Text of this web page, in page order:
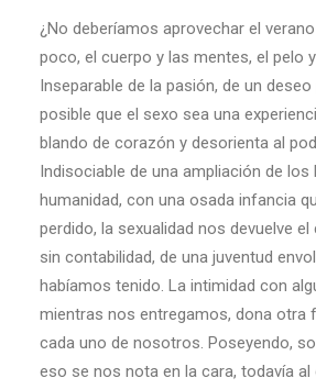
¿No deberíamos aprovechar el
poco, el cuerpo y las mentes, el pelo
Inseparable de la pasión, de un
posible que el sexo sea una
blando de corazón y desorienta al
Indisociable de una ampliación de
humanidad, con una osada infancia
perdido, la sexualidad nos devuelve
sin contabilidad, de una juventud
habíamos tenido. La intimidad con
mientras nos entregamos, dona otra
cada uno de nosotros. Poseyendo,
eso se nos nota en la cara, todavía al